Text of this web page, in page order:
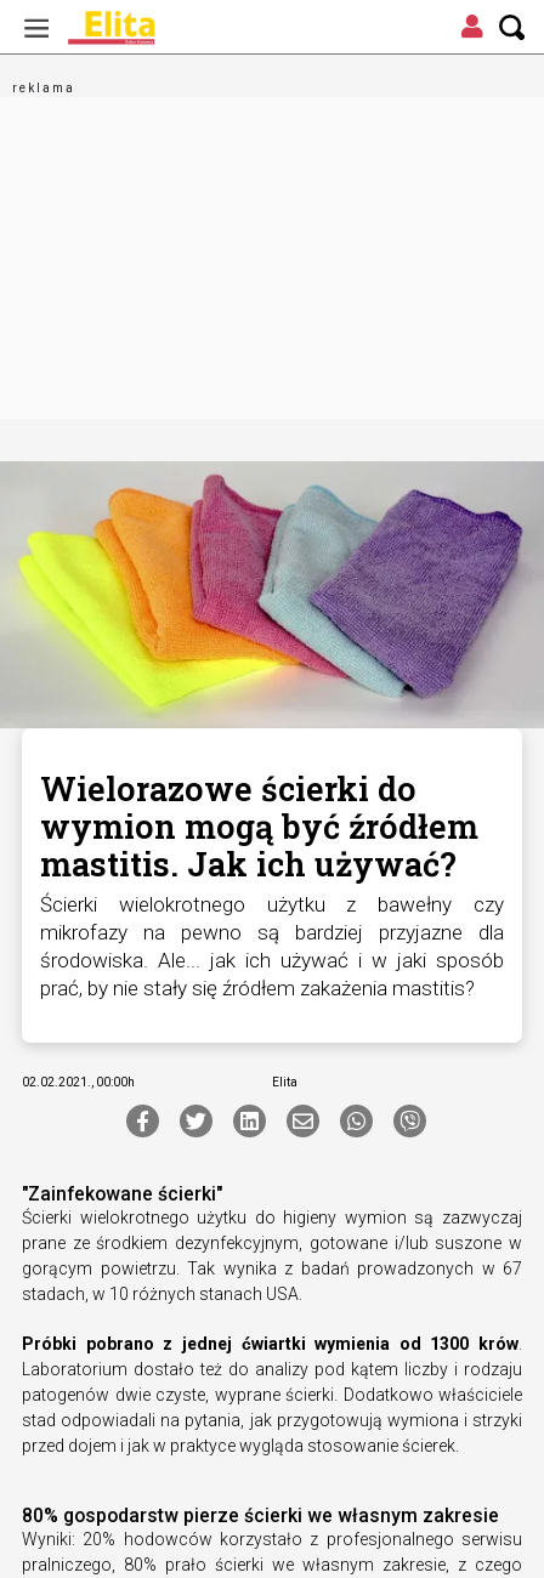
Wielorazowe ścierki do
wymion mogą być źródłem
mastitis. Jak ich używać?
Ścierki wielokrotnego użytku z bawełny czy
mikrofazy na pewno są bardziej przyjazne dla
środowiska. Ale... jak ich używać i w jaki sposób
prać, by nie stały się źródłem zakażenia mastitis?
02.02.2021., 00:00h Elita
"Zainfekowane ścierki"
Ścierki wielokrotnego użytku do higieny wymion są zazwyczaj
prane ze środkiem dezynfekcyjnym, gotowane i/lub suszone w
gorącym powietrzu. Tak wynika z badań prowadzonych w 67
stadach, w 10 różnych stanach USA.
Próbki pobrano z jednej ćwiartki wymienia od 1300 krów
Laboratorium dostało też do analizy pod kątem liczby i rodzaju
patogenów dwie czyste, wyprane ścierki. Dodatkowo właściciele
stad odpowiadali na pytania, jak przygotowują wymiona i strzyki
przed dojem i jak w praktyce wygląda stosowanie ścierek.
80% gospodarstw pierze ścierki we własnym zakresie
Wyniki: 20% hodowców korzystało z profesjonalnego serwisu
pralniczego, 80% prało ścierki we własnym zakresie, z czego